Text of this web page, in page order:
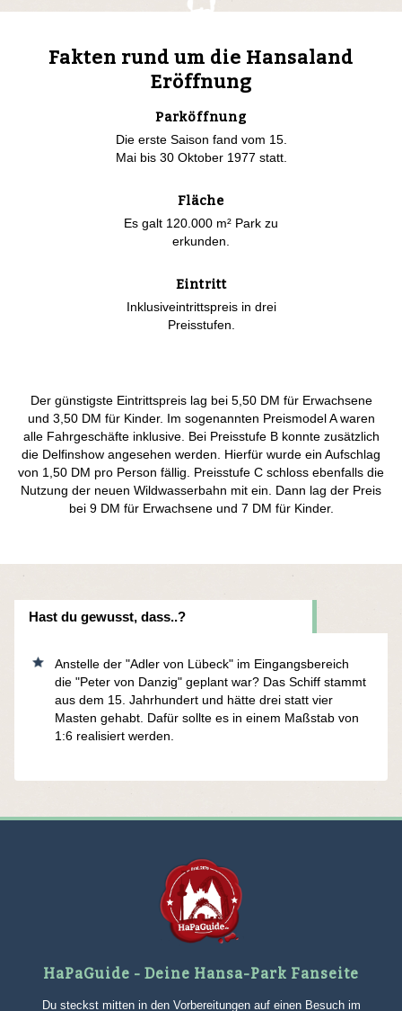
Fakten rund um die Hansaland
Eröffnung
Parköffnung
Die erste Saison fand vom 15.
Mai bis 30 Oktober 1977 statt.
Fläche
Es galt 120.000 m² Park zu
erkunden.
Eintritt
Inklusiveintrittspreis in drei
Preisstufen.
Der günstigste Eintrittspreis lag bei 5,50 DM für Erwachsene
und 3,50 DM für Kinder. Im sogenannten Preismodel A waren
alle Fahrgeschäfte inklusive. Bei Preisstufe B konnte zusätzlich
die Delfinshow angesehen werden. Hierfür wurde ein Aufschlag
von 1,50 DM pro Person fällig. Preisstufe C schloss ebenfalls die
Nutzung der neuen Wildwasserbahn mit ein. Dann lag der Preis
bei 9 DM für Erwachsene und 7 DM für Kinder.
Hast du gewusst, dass..?
Anstelle der "Adler von Lübeck" im Eingangsbereich
die "Peter von Danzig" geplant war? Das Schiff stammt
aus dem 15. Jahrhundert und hätte drei statt vier
Masten gehabt. Dafür sollte es in einem Maßstab von
1:6 realisiert werden.
HaPaGuide - Deine Hansa-Park Fanseite
Du steckst mitten in den Vorbereitungen auf einen Besuch im